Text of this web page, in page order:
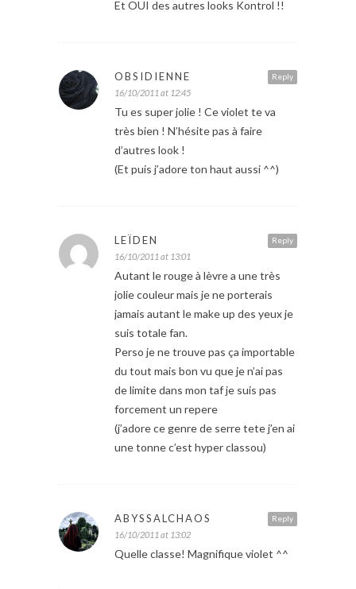
Et OUI des autres looks Kontrol !!
Reply
OBSIDIENNE
16/10/2011 at 12:45
Tu es super jolie ! Ce violet te va
très bien ! N’hésite pas à faire
d’autres look !
(Et puis j’adore ton haut aussi ^^)
Reply
LEÏDEN
16/10/2011 at 13:01
Autant le rouge à lèvre a une très
jolie couleur mais je ne porterais
jamais autant le make up des yeux je
suis totale fan.
Perso je ne trouve pas ça importable
du tout mais bon vu que je n’ai pas
de limite dans mon taf je suis pas
forcement un repere
(j’adore ce genre de serre tete j’en ai
une tonne c’est hyper classou)
Reply
ABYSSALCHAOS
16/10/2011 at 13:02
Quelle classe! Magnifique violet ^^